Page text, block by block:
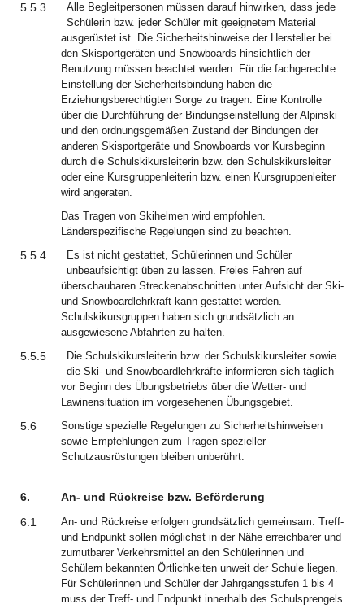
5.5.3
Alle Begleitpersonen müssen darauf hinwirken, dass jede
Schülerin bzw. jeder Schüler mit geeignetem Material
ausgerüstet ist. Die Sicherheitshinweise der Hersteller bei
den Skisportgeräten und Snowboards hinsichtlich der
Benutzung müssen beachtet werden. Für die fachgerechte
Einstellung der Sicherheitsbindung haben die
Erziehungsberechtigten Sorge zu tragen. Eine Kontrolle
über die Durchführung der Bindungseinstellung der Alpinski
und den ordnungsgemäßen Zustand der Bindungen der
anderen Skisportgeräte und Snowboards vor Kursbeginn
durch die Schulskikursleiterin bzw. den Schulskikursleiter
oder eine Kursgruppenleiterin bzw. einen Kursgruppenleiter
wird angeraten.
Das Tragen von Skihelmen wird empfohlen.
Länderspezifische Regelungen sind zu beachten.
5.5.4
Es ist nicht gestattet, Schülerinnen und Schüler
unbeaufsichtigt üben zu lassen. Freies Fahren auf
überschaubaren Streckenabschnitten unter Aufsicht der Ski-
und Snowboardlehrkraft kann gestattet werden.
Schulskikursgruppen haben sich grundsätzlich an
ausgewiesene Abfahrten zu halten.
5.5.5
Die Schulskikursleiterin bzw. der Schulskikursleiter sowie
die Ski- und Snowboardlehrkräfte informieren sich täglich
vor Beginn des Übungsbetriebs über die Wetter- und
Lawinensituation im vorgesehenen Übungsgebiet.
5.6
Sonstige spezielle Regelungen zu Sicherheitshinweisen
sowie Empfehlungen zum Tragen spezieller
Schutzausrüstungen bleiben unberührt.
6.
An- und Rückreise bzw. Beförderung
6.1
An- und Rückreise erfolgen grundsätzlich gemeinsam. Treff-
und Endpunkt sollen möglichst in der Nähe erreichbarer und
zumutbarer Verkehrsmittel an den Schülerinnen und
Schülern bekannten Örtlichkeiten unweit der Schule liegen.
Für Schülerinnen und Schüler der Jahrgangsstufen 1 bis 4
muss der Treff- und Endpunkt innerhalb des Schulsprengels